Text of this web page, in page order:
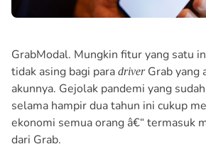
GrabModal. Mungkin fitur yang satu
tidak asing bagi para driver Grab yang
akunnya. Gejolak pandemi yang
selama hampir dua tahun ini cukup
ekonomi semua orang â€“ termasuk
dari Grab.